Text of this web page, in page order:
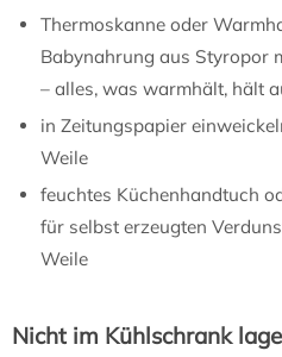
Thermoskanne oder
Babynahrung aus Styropor
– alles, was warmhält, hält
in Zeitungspapier
Weile
feuchtes Küchenhandtuch
für selbst erzeugten
Weile
Nicht im Kühlschrank